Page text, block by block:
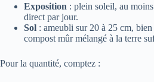
Exposition : plein soleil, au
direct par jour.
Sol : ameubli sur 20 à 25 cm,
compost mûr mélangé à la terre
Pour la quantité, comptez :